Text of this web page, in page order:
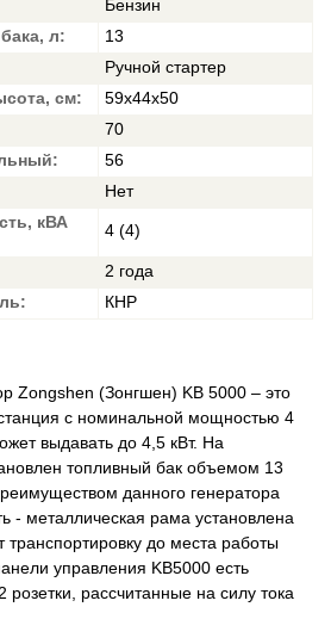
Бензин
л:
13
Ручной стартер
см:
59х44х50
70
56
Нет
кВА
4 (4)
2 года
КНР
Zongshen (Зонгшен) KB 5000 – это
с номинальной мощностью 4
выдавать до 4,5 кВт. На
топливный бак объемом 13
данного генератора
- металлическая рама установлена
транспортировку до места работы
управления KB5000 есть
розетки, рассчитанные на силу тока